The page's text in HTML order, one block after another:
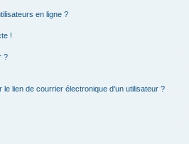
en ligne ?
!
?
lien de courrier électronique d’un utilisateur ?